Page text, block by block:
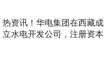
热资讯！华电集团在西藏成
立水电开发公司，注册资本